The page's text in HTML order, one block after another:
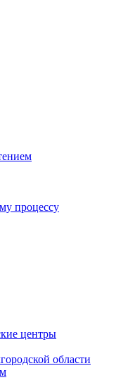
процессу
центры
области